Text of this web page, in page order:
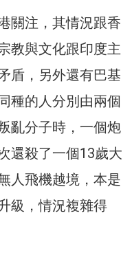
關注，其情況跟香
教與文化跟印度主
盾，另外還有巴基
種的人分別由兩個
亂分子時，一個炮
還殺了一個13歲大
人飛機越境，本是
級，情況複雜得